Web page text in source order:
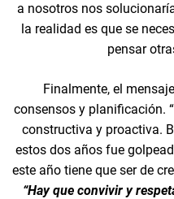
a nosotros nos
la realidad es que se
pensar
Finalmente, el
consensos y planificación.
constructiva y proactiva.
estos dos años fue
este año tiene que ser de
“Hay que convivir y